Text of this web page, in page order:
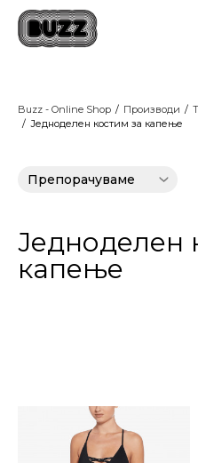
Buzz - Online Shop Производи
Једноделен костим за капење
Једноделен
капење